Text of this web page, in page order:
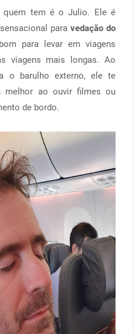
quem tem é o Julio. Ele é
para vedação do
para levar em viagens
viagens mais longas. Ao
o barulho externo, ele te
melhor ao ouvir filmes ou
de bordo.